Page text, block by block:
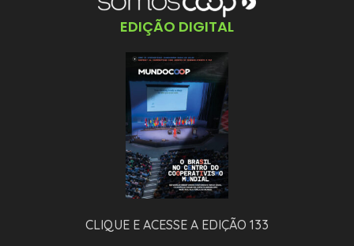
EDIÇÃO DIGITAL
CLIQUE E ACESSE A EDIÇÃO 133